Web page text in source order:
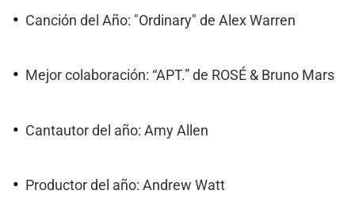
Canción del Año: "Ordinary" de Alex Warren
Mejor colaboración: “APT.” de ROSÉ & Bruno Mars
Cantautor del año: Amy Allen
Productor del año: Andrew Watt